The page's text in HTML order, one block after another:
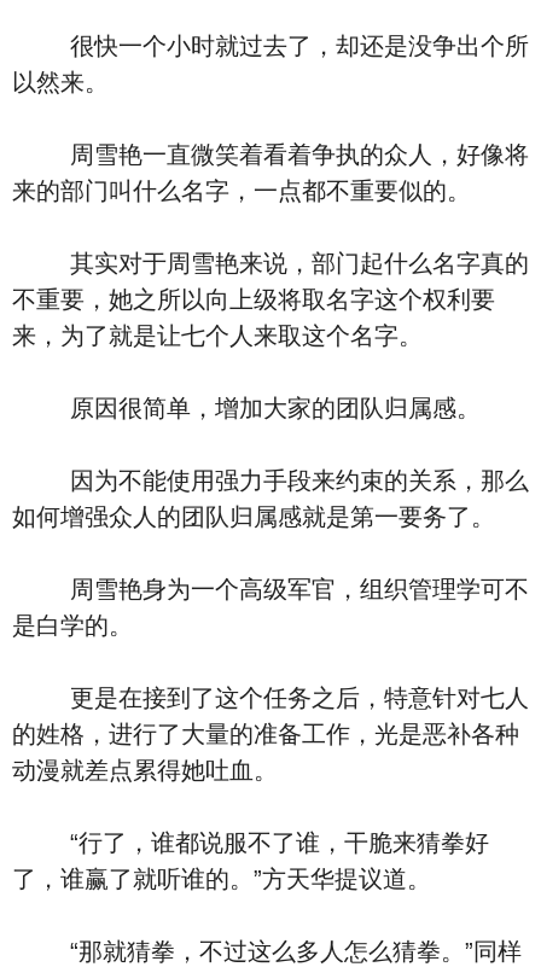
很快一个小时就过去了，却还是没争出个所
以然来。
周雪艳一直微笑着看着争执的众人，好像将
来的部门叫什么名字，一点都不重要似的。
其实对于周雪艳来说，部门起什么名字真的
不重要，她之所以向上级将取名字这个权利要
来，为了就是让七个人来取这个名字。
原因很简单，增加大家的团队归属感。
因为不能使用强力手段来约束的关系，那么
如何增强众人的团队归属感就是第一要务了。
周雪艳身为一个高级军官，组织管理学可不
是白学的。
更是在接到了这个任务之后，特意针对七人
的姓格，进行了大量的准备工作，光是恶补各种
动漫就差点累得她吐血。
“行了，谁都说服不了谁，干脆来猜拳好
了，谁赢了就听谁的。”方天华提议道。
“那就猜拳，不过这么多人怎么猜拳。”同样